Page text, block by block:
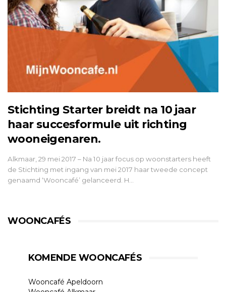
Stichting Starter breidt na 10 jaar
haar succesformule uit richting
wooneigenaren.
Alkmaar, 29 mei 2017 – Na 10 jaar focus op woonstarters heeft
de Stichting met ingang van mei 2017 haar tweede concept
genaamd ‘Wooncafé’ gelanceerd. H…
WOONCAFÉS
KOMENDE WOONCAFÉS
Wooncafé Apeldoorn